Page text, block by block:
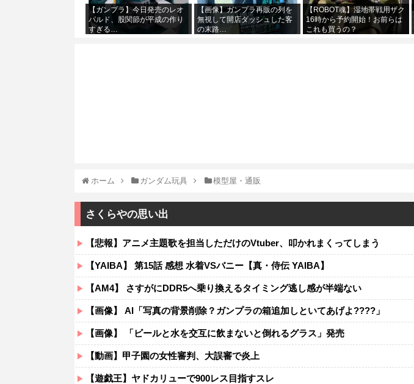
【ガンプラ】今日発売のレオ
パルド、股関節が平成の作り
すぎる…
【画像】ガンプラ再販の列を
無視して開店ダッシュした客
の末路…
【ROBOT魂】湿地帯戦用ザク
16時から予約開始！お前らは
これも買うの？
ホーム ガンダム玩具 模型屋・通販
さくらやの思い出
【悲報】アニメ主題歌を担当しただけのVtuber、叩かれまくってしまう
【YAIBA】 第15話 感想 水着VSバニー【真・侍伝 YAIBA】
【AM4】 さすがにDDR5へ乗り換えるタイミング逃し感が半端ない
【画像】 AI「写真の背景削除？ガンプラの箱追加しといてあげよ????」
【画像】 「ビールと水を交互に飲まないと倒れるグラス」発売
【動画】甲子園の女性審判、大誤審で炎上
【遊戯王】ヤドカリューで900レス目指すスレ